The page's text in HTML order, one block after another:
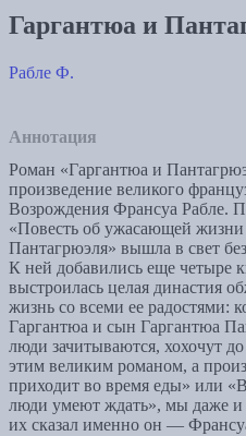
Гаргантюа и
Рабле Ф.
Аннотация
Роман «Гаргантюа и
произведение великого
Возрождения Франсуа Рабле.
«Повесть об ужасающей жизни
Пантагрюэля» вышла в свет
К ней добавились еще четыре
выстроилась целая династия
жизнь со всеми ее радостями:
Гаргантюа и сын Гаргантюа
люди зачитываются, хохочут
этим великим романом, а
приходит во время еды» или
люди умеют ждать», мы даже и
их сказал именно он —